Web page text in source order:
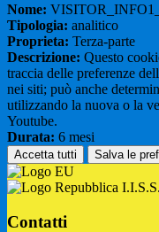
Nome:
Tipologia: analitico
Proprieta: Terza-parte
Descrizione: Questo
traccia delle preferenze
nei siti; può anche
utilizzando la nuova o la
Youtube.
Durata: 6 mesi
Accetta tutti Salva le
Contatti